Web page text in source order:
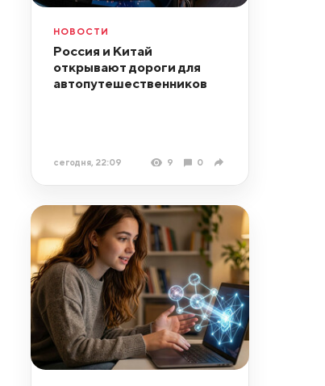
НОВОСТИ
Россия и Китай
открывают дороги для
автопутешественников
сегодня, 22:09 9 0